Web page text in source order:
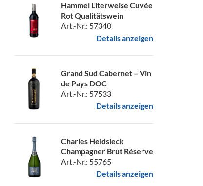
Hammel Literweise Cuvée
Rot Qualitätswein
Art.-Nr.: 57340
Details anzeigen
Grand Sud Cabernet – Vin
de Pays DOC
Art.-Nr.: 57533
Details anzeigen
Charles Heidsieck
Champagner Brut Réserve
Art.-Nr.: 55765
Details anzeigen